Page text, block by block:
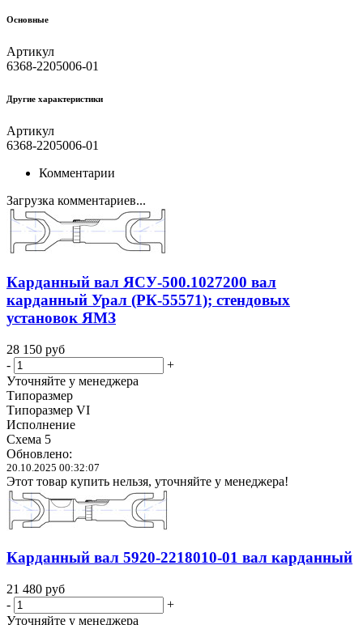
Основные
Артикул
6368-2205006-01
Другие xарактеристики
Артикул
6368-2205006-01
Комментарии
Загрузка комментариев...
Карданный вал ЯСУ-500.1027200 вал
карданный Урал (РК-55571); стендовых
установок ЯМЗ
28 150 руб
-
+
Уточняйте у менеджера
Типоразмер
Типоразмер VI
Исполнение
Схема 5
Обновлено:
20.10.2025 00:32:07
Этот товар купить нельзя, уточняйте у менеджера!
Карданный вал 5920-2218010-01 вал карданный
21 480 руб
-
+
Уточняйте у менеджера